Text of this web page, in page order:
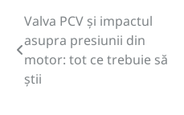
Post
navigation
Valva PCV și impactul
asupra presiunii din
motor: tot ce trebuie să
știi